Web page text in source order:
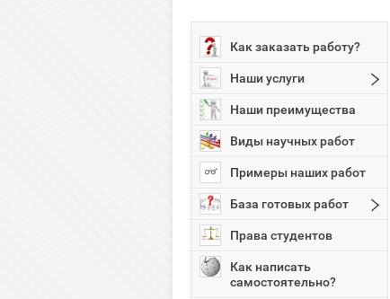
Как заказать работу?
Наши услуги
Наши преимущества
Виды научных работ
Примеры наших работ
База готовых работ
Права студентов
Как написать
самостоятельно?